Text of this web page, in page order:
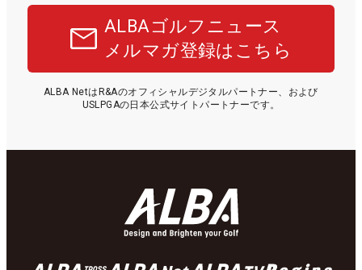
ALBAゴルフニュース
メルマガ登録はこちら
ALBA NetはR&Aのオフィシャルデジタルパートナー、および
USLPGAの日本公式サイトパートナーです。